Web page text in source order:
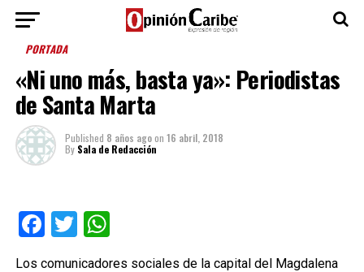
PORTADA
«Ni uno más, basta ya»: Periodistas
de Santa Marta
Published 8 años agoon 16 abril, 2018
By Sala de Redacción
Facebook
TwitterWhatsApp
Los comunicadores sociales de la capital del Magdalena